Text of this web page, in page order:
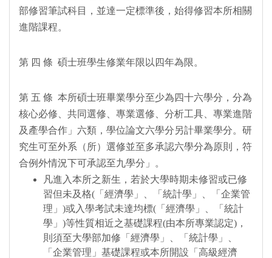
部修習筆試科目，並達一定標準後，始得修習本所相關
進階課程。
第 四 條 碩士班學生修業年限以四年為限。
第 五 條 本所碩士班畢業學分至少為四十六學分，分為
核心必修、共同選修、專業選修、分析工具、專業進階
及產學合作」六類，學位論文六學分另計畢業學分。研
究生可至外系（所）選修並至多承認六學分為原則，符
合例外情況下可承認至九學分」。
凡進入本所之新生，若於大學時期未修習或已修
習但未及格(「經濟學」、「統計學」、「企業管
理」)或入學考試未達均標(「經濟學」、「統計
學」)等性質相近之基礎課程(由本所專業認定)，
則須至大學部加修「經濟學」、「統計學」、
「企業管理」基礎課程或本所開設「高級經濟